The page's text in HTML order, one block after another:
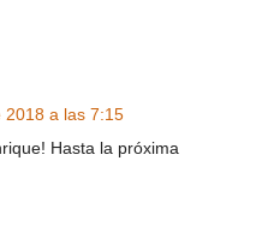
2018 a las 7:15
Hasta la próxima